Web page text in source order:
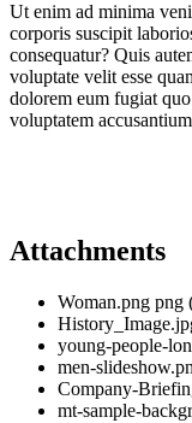
Ut enim ad minima
corporis suscipit
consequatur? Quis
voluptate velit esse
dolorem eum fugiat
voluptatem
Attachments
Woman.png png
young-people-
men-
Company-
mt-sample-